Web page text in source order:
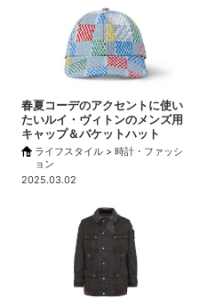
春夏コーデのアクセントに使い
たいルイ・ヴィトンのメンズ用
キャップ＆バケットハット
ライフスタイル > 時計・ファッシ
ョン
2025.03.02